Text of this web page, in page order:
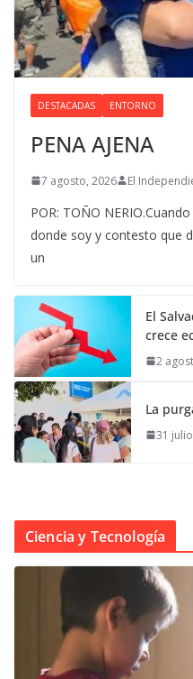
DESTACADAS ENTORNO
PENA AJENA
7 agosto, 2026 El
POR: TOÑO
donde soy y contesto que
un
El
crece
2
La
31
Ciencia y Tecnología